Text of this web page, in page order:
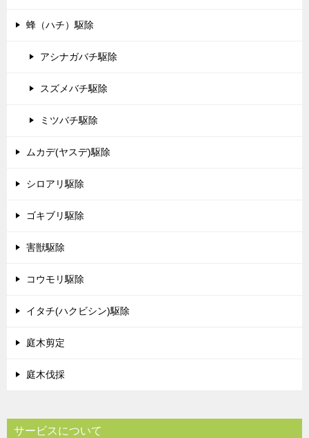
蜂（ハチ）駆除
アシナガバチ駆除
スズメバチ駆除
ミツバチ駆除
ムカデ(ヤスデ)駆除
シロアリ駆除
ゴキブリ駆除
害獣駆除
コウモリ駆除
イタチ(ハクビシン)駆除
庭木剪定
庭木伐採
サービスについて